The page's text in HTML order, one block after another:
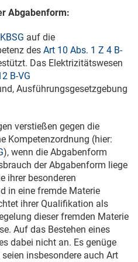
Abgabenform:
auf die
des Art 10 Abs. 1 Z 4 B-
Das Elektrizitätswesen
B-VG
Ausführungsgesetzgebung
verstießen gegen die
Kompetenzordnung (hier:
), wenn die Abgabenform
der Abgabenform liege
ihrer besonderen
in eine fremde Materie
ihrer Qualifikation als
dieser fremden Materie
Auf das Bestehen eines
dabei nicht an. Es genüge
insbesondere auch Art